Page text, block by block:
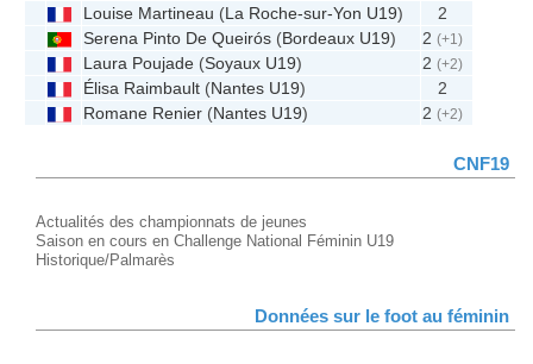
Louise Martineau (La Roche-sur-Yon U19)
2
Serena Pinto De Queirós (Bordeaux U19) 2(+1)
Laura Poujade (Soyaux U19) 2(+2)
Élisa Raimbault (Nantes U19)
2
Romane Renier (Nantes U19) 2(+2)
CNF19
Actualités des championnats de jeunes
Saison en cours en Challenge National Féminin U19
Historique/Palmarès
Données sur le foot au féminin